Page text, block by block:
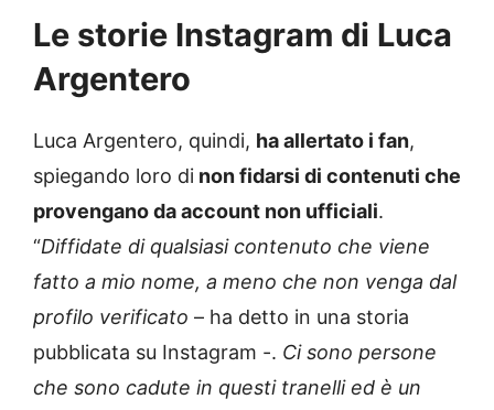
Le storie Instagram di Luca
Argentero
Luca Argentero, quindi, ha allertato i fan,
spiegando loro di non fidarsi di contenuti che
provengano da account non ufficiali.
“Diffidate di qualsiasi contenuto che viene
fatto a mio nome, a meno che non venga dal
profilo verificato – ha detto in una storia
pubblicata su Instagram -. Ci sono persone
che sono cadute in questi tranelli ed è un